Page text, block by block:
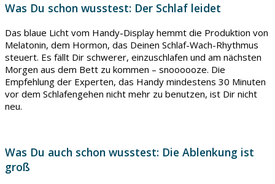
Was Du schon wusstest: Der Schlaf leidet
Das blaue Licht vom Handy-Display hemmt die Produktion von
Melatonin, dem Hormon, das Deinen Schlaf-Wach-Rhythmus
steuert. Es fällt Dir schwerer, einzuschlafen und am nächsten
Morgen aus dem Bett zu kommen – snoooooze. Die
Empfehlung der Experten, das Handy mindestens 30 Minuten
vor dem Schlafengehen nicht mehr zu benutzen, ist Dir nicht
neu.
Was Du auch schon wusstest: Die Ablenkung ist
groß